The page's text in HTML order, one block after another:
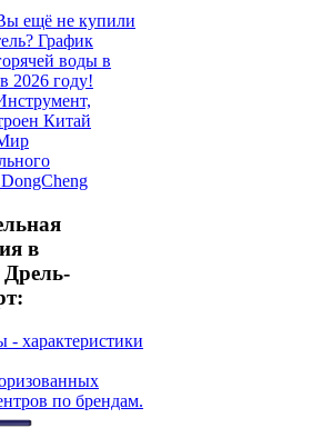
ещё не купили
График
воды в
2026 году!
Китай
в
Дрель-
характеристики
по брендам.